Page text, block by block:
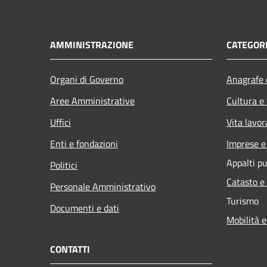
AMMINISTRAZIONE
Organi di Governo
Aree Amministrative
Uffici
Enti e fondazioni
Politici
Personale Amministrativo
Documenti e dati
Cultura
Vita
Imprese
Appalti
Catasto
Turismo
Mobilità
CONTATTI